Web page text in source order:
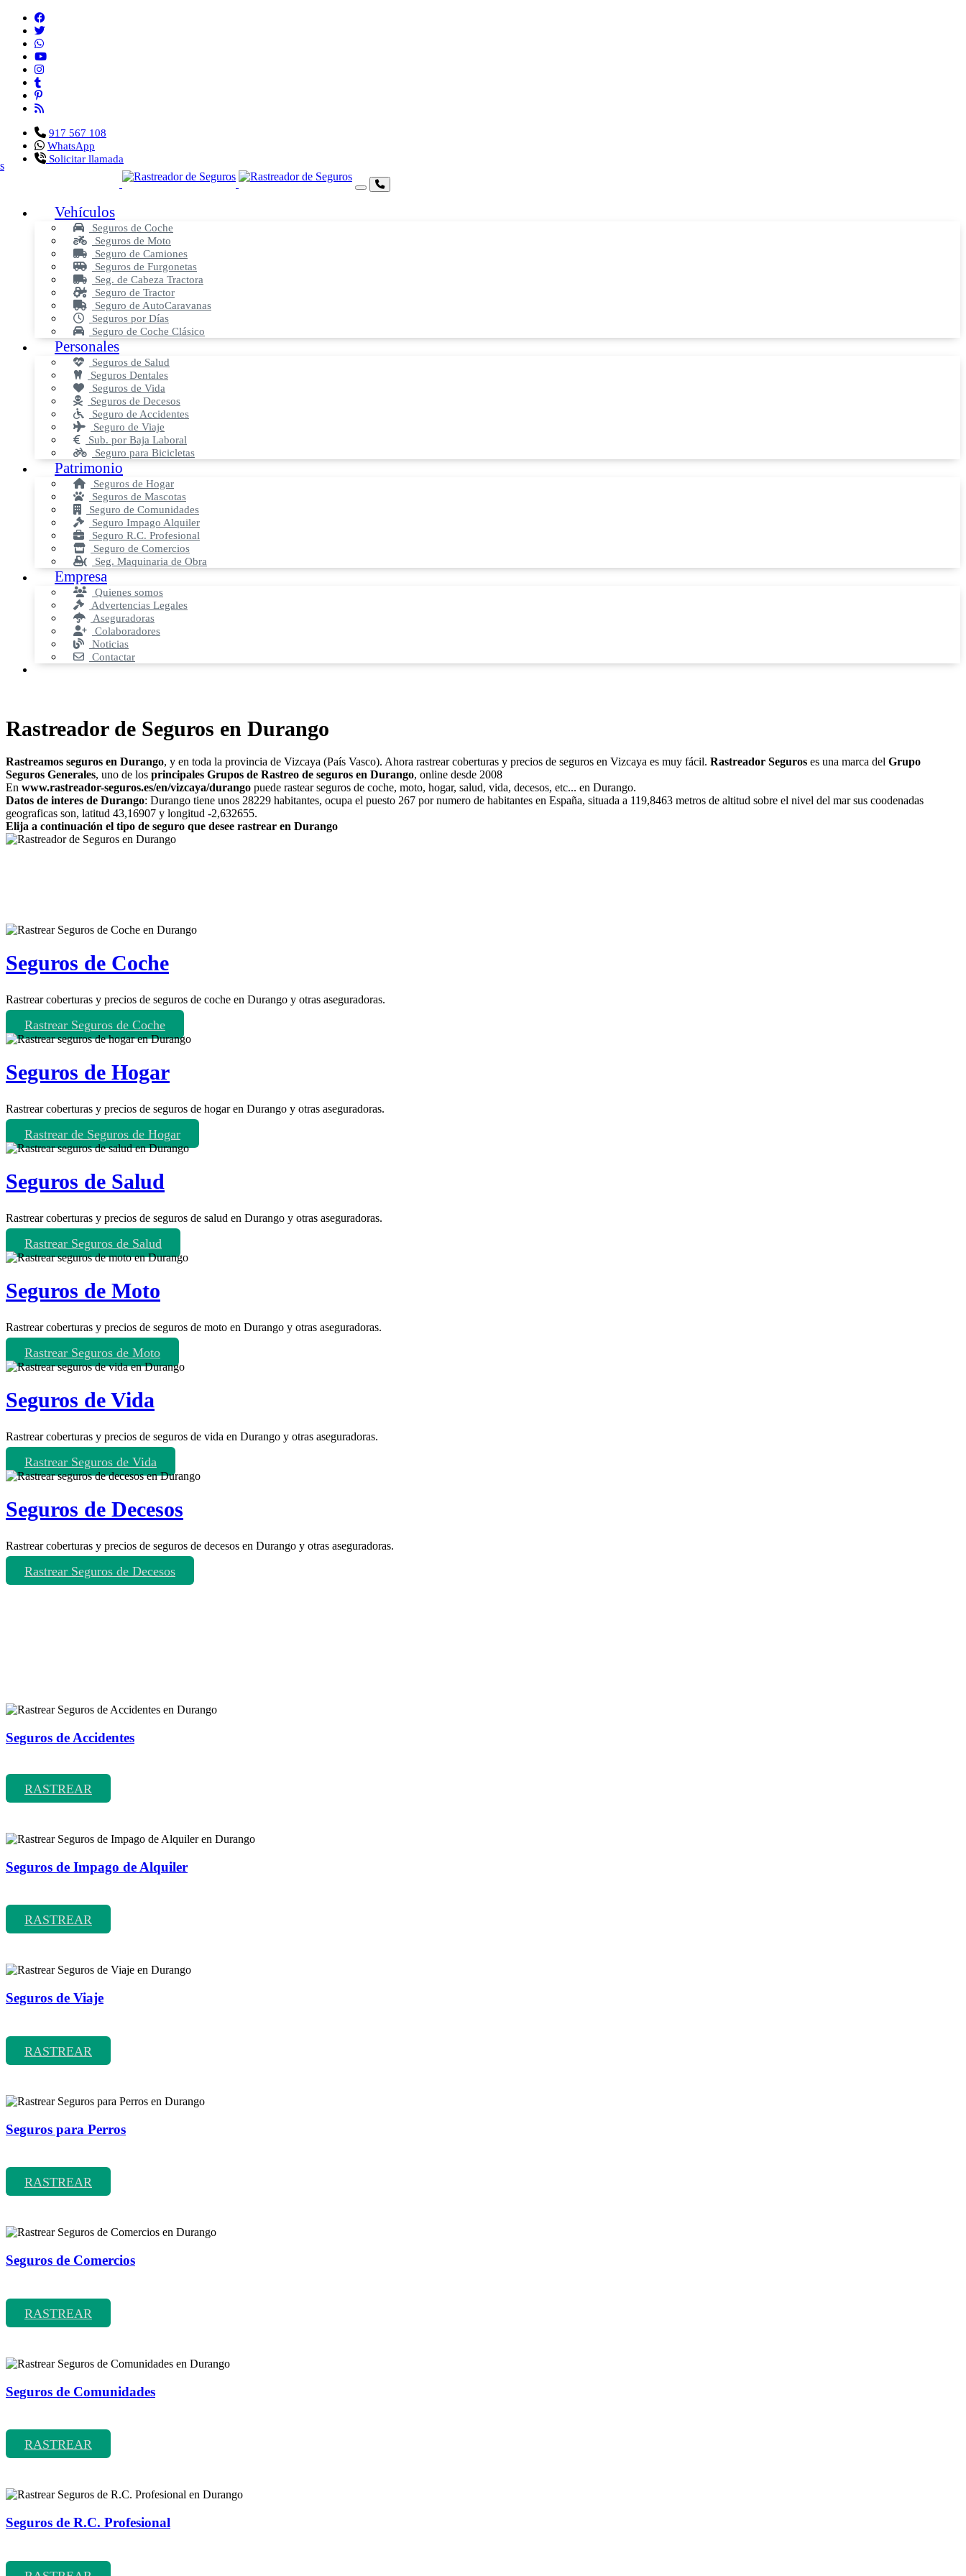
917 567 108
WhatsApp
Solicitar llamada
Vehículos
Seguros de Coche
Seguros de Moto
Seguro de Camiones
Seguros de Furgonetas
Seg. de Cabeza Tractora
Seguro de Tractor
Seguro de AutoCaravanas
Seguros por Días
Seguro de Coche Clásico
Personales
Seguros de Salud
Seguros Dentales
Seguros de Vida
Seguros de Decesos
Seguro de Accidentes
Seguro de Viaje
Sub. por Baja Laboral
Seguro para Bicicletas
Patrimonio
Seguros de Hogar
Seguros de Mascotas
Seguro de Comunidades
Seguro Impago Alquiler
Seguro R.C. Profesional
Seguro de Comercios
Seg. Maquinaria de Obra
Empresa
Quienes somos
Advertencias Legales
Aseguradoras
Colaboradores
Noticias
Contactar
Rastreador de Seguros en Durango
Rastreamos seguros en Durango, y en toda la provincia de Vizcaya (País Vasco). Ahora rastrear coberturas y precios de seguros en Vizcaya es muy fácil. Rastreador Seguros es una marca del Grupo
Seguros Generales, uno de los principales Grupos de Rastreo de seguros en Durango, online desde 2008
En www.rastreador-seguros.es/en/vizcaya/durango puede rastear seguros de coche, moto, hogar, salud, vida, decesos, etc... en Durango.
Datos de interes de Durango: Durango tiene unos 28229 habitantes, ocupa el puesto 267 por numero de habitantes en España, situada a 119,8463 metros de altitud sobre el nivel del mar sus coodenadas
geograficas son, latitud 43,16907 y longitud -2,632655.
Elija a continuación el tipo de seguro que desee rastrear en Durango
Seguros de Coche
Rastrear coberturas y precios de seguros de coche en Durango y otras aseguradoras.
Rastrear Seguros de Coche
Seguros de Hogar
Rastrear coberturas y precios de seguros de hogar en Durango y otras aseguradoras.
Rastrear de Seguros de Hogar
Seguros de Salud
Rastrear coberturas y precios de seguros de salud en Durango y otras aseguradoras.
Rastrear Seguros de Salud
Seguros de Moto
Rastrear coberturas y precios de seguros de moto en Durango y otras aseguradoras.
Rastrear Seguros de Moto
Seguros de Vida
Rastrear coberturas y precios de seguros de vida en Durango y otras aseguradoras.
Rastrear Seguros de Vida
Seguros de Decesos
Rastrear coberturas y precios de seguros de decesos en Durango y otras aseguradoras.
Rastrear Seguros de Decesos
Seguros de Accidentes
RASTREAR
Seguros de Impago de Alquiler
RASTREAR
Seguros de Viaje
RASTREAR
Seguros para Perros
RASTREAR
Seguros de Comercios
RASTREAR
Seguros de Comunidades
RASTREAR
Seguros de R.C. Profesional